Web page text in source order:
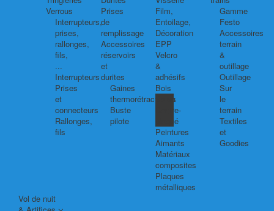
Verrous
Interrupteurs,
prises,
rallonges,
fils,
...
Interrupteurs
Prises
et
connecteurs
Rallonges,
fils
Prises
de
remplissage
Accessoires
réservoirs
et
durites
Gaines
thermorétractables
Buste
pilote
Film,
Entoilage,
Décoration
EPP
Velcro
&
adhésifs
Bois
Balsa
Contre-
plaqué
Peintures
Aimants
Matériaux
composites
Plaques
métalliques
Gamme
Festo
Accessoires
terrain
&
outillage
Outillage
Sur
le
terrain
Textiles
et
Goodies
Vol de nuit